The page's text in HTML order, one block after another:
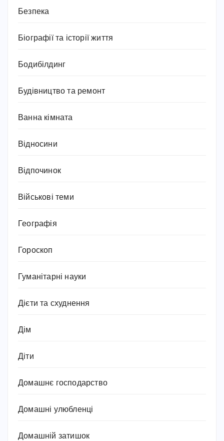
Безпека
Біографії та історії життя
Бодибілдинг
Будівництво та ремонт
Ванна кімната
Відносини
Відпочинок
Військові теми
Географія
Гороскоп
Гуманітарні науки
Дієти та схуднення
Дім
Діти
Домашнє господарство
Домашні улюбленці
Домашній затишок